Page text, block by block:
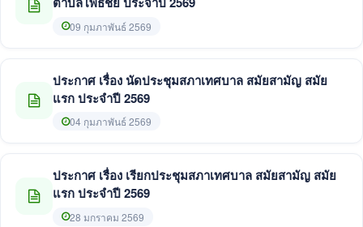
09 กุมภาพันธ์ 2569
ประกาศ เรื่อง นัดประชุมสภาเทศบาล สมัยสามัญ สมัย
แรก ประจำปี 2569
04 กุมภาพันธ์ 2569
ประกาศ เรื่อง เรียกประชุมสภาเทศบาล สมัยสามัญ สมัย
แรก ประจำปี 2569
28 มกราคม 2569